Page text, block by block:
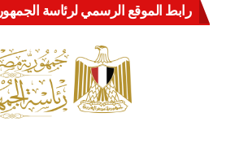
رابط الموقع الرسمي لرئاسة الجمهورية